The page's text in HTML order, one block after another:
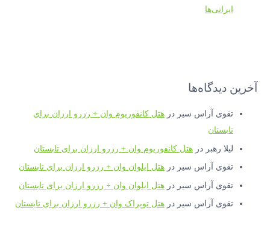
ایرانی‌ها
آخرین دیدگاه‌ها
تقوی آراس سیر درهتل کانفوریوم وان + رزرو ارزان برای
تابستان
لیلا رهبر درهتل کانفوریوم وان + رزرو ارزان برای تابستان
تقوی آراس سیر درهتل ایلوان وان + رزرو ارزان برای تابستان
تقوی آراس سیر درهتل ایلوان وان + رزرو ارزان برای تابستان
تقوی آراس سیر درهتل توپراک وان + رزرو ارزان برای تابستان